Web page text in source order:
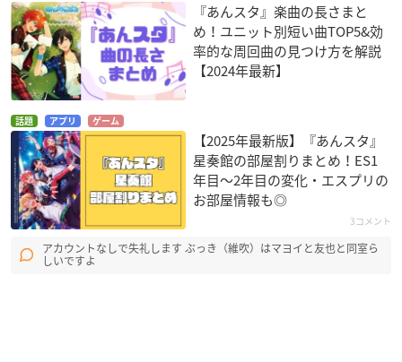
『あんスタ』楽曲の長さまと
め！ユニット別短い曲TOP5&効
率的な周回曲の見つけ方を解説
【2024年最新】
話題 アプリ ゲーム
【2025年最新版】『あんスタ』
星奏館の部屋割りまとめ！ES1
年目〜2年目の変化・エスプリの
お部屋情報も◎
3コメント
アカウントなしで失礼します ぶっき（維吹）はマヨイと友也と同室ら
しいですよ